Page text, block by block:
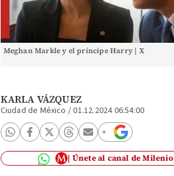
Meghan Markle y el príncipe Harry | X
KARLA VÁZQUEZ
Ciudad de México /01.12.2024 06:54:00
Únete al canal de Milenio